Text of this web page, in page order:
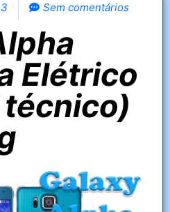
Sem comentários
Elétrico